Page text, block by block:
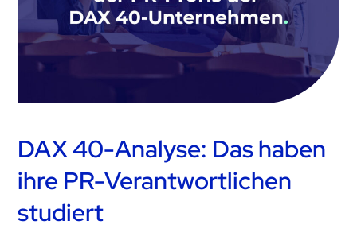
DAX 40-Analyse: Das haben
ihre PR-Verantwortlichen
studiert